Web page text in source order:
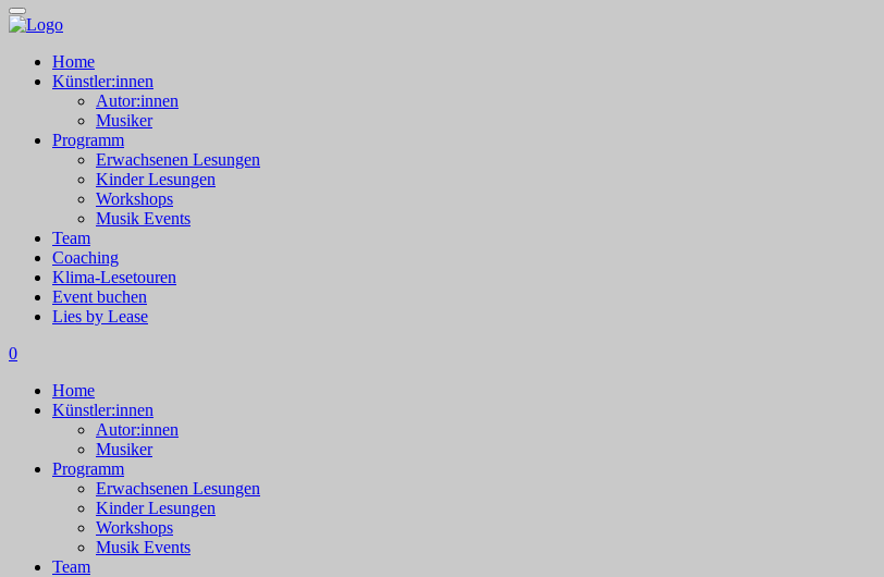
Home
Künstler:innen
Autor:innen
Musiker
Programm
Erwachsenen Lesungen
Kinder Lesungen
Workshops
Musik Events
Team
Coaching
Klima-Lesetouren
Event buchen
Lies by Lease
0
Home
Künstler:innen
Autor:innen
Musiker
Programm
Erwachsenen Lesungen
Kinder Lesungen
Workshops
Musik Events
Team